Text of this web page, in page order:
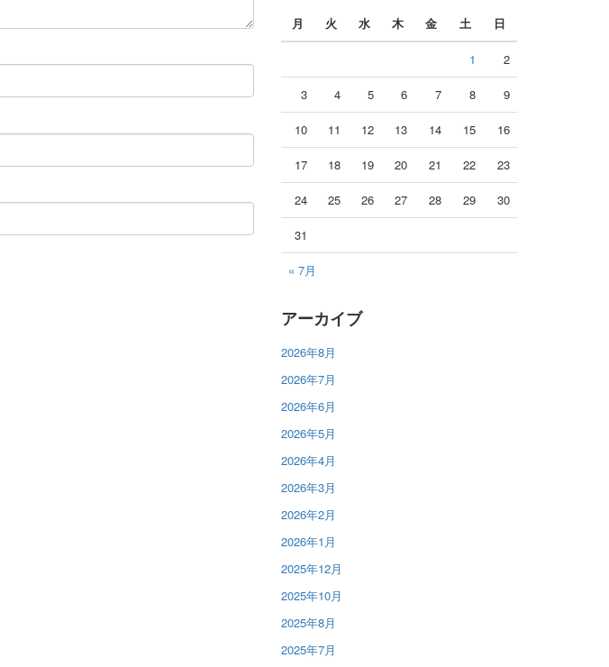
月
火 水 木 金 土 日
« 7月
1 2
3 4 5 6 7 8 9
10 11 12 13 14 15 16
17 18 19 20 21 22 23
24 25 26 27 28 29 30
31
アーカイブ
2026年8月
2026年7月
2026年6月
2026年5月
2026年4月
2026年3月
2026年2月
2026年1月
2025年12月
2025年10月
2025年8月
2025年7月